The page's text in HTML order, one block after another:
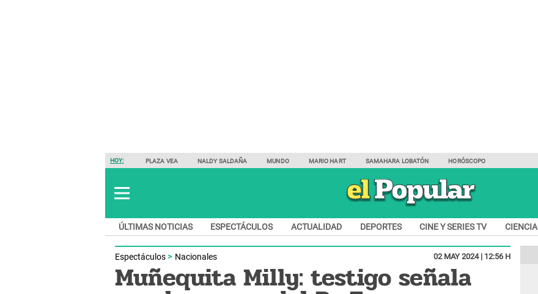
HOY: PLAZA VEA NALDY SALDAÑA MUNDO MARIO HART SAMAHARA LOBATÓN HORÓSCOPO
ÚLTIMAS NOTICIAS ESPECTÁCULOS ACTUALIDAD DEPORTES CINE Y SERIES TV CIENCIA
Espectáculos Nacionales 02 MAY 2024 | 12:56 H
Muñequita Milly: testigo señala